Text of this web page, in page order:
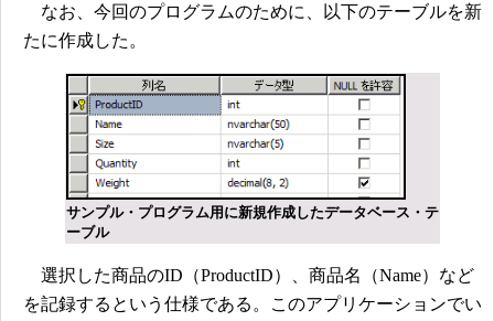
なお、今回のプログラムのために、以下のテーブルを新
たに作成した。
サンプル・プログラム用に新規作成したデータベース・テ
ーブル
選択した商品のID（ProductID）、商品名（Name）など
を記録するという仕様である。このアプリケーションでい